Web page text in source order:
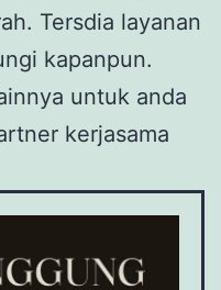
Tersdia layanan
kapanpun.
untuk anda
kerjasama